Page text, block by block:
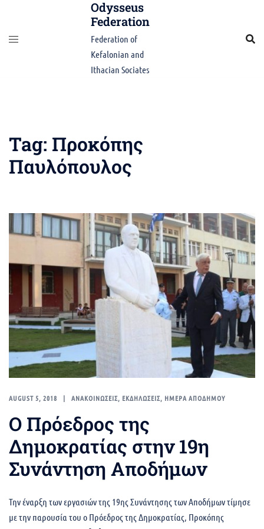
content
Odysseus
Federation
Federation of
Kefalonian and
Ithacian Sociates
Tag: Προκόπης
Παυλόπουλος
AUGUST 5, 2018 ΑΝΑΚΟΙΝΩΣΕΙΣ, ΕΚΔΗΛΩΣΕΙΣ, ΗΜΕΡΑ ΑΠΟΔΗΜΟΥ
Ο Πρόεδρος της
Δημοκρατίας στην 19η
Συνάντηση Αποδήμων
Την έναρξη των εργασιών της 19ης Συνάντησης των Αποδήμων τίμησε
με την παρουσία του ο Πρόεδρος της Δημοκρατίας, Προκόπης